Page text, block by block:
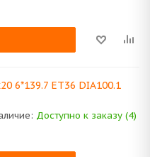
6*139.7 ET36 DIA100.1
Доступно к заказу (4)